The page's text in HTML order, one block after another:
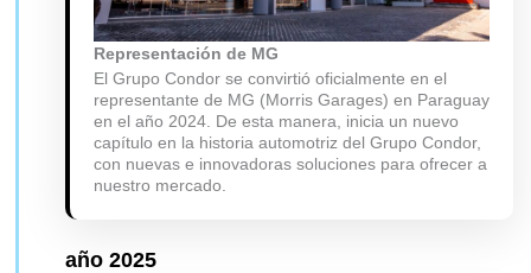
Representación de MG
El Grupo Condor se convirtió oficialmente en el
representante de MG (Morris Garages) en Paraguay
en el año 2024. De esta manera, inicia un nuevo
capítulo en la historia automotriz del Grupo Condor,
con nuevas e innovadoras soluciones para ofrecer a
nuestro mercado.
año 2025